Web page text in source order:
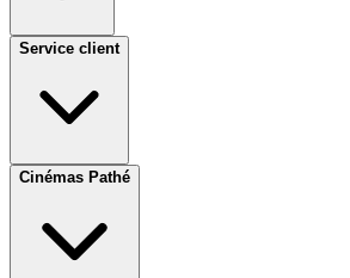
Service client
Cinémas Pathé